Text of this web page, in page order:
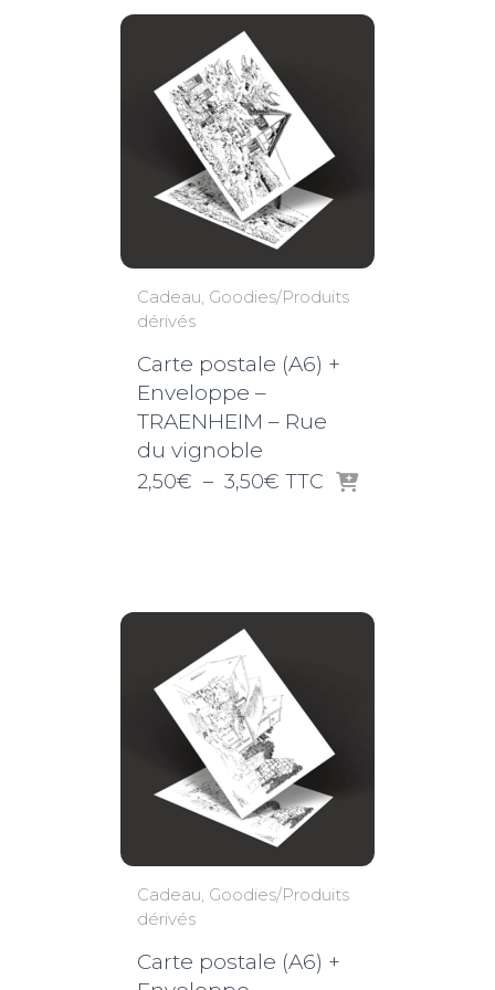
Cadeau Goodies/Produits
dérivés
Carte postale (A6) +
Enveloppe –
TRAENHEIM – Rue
du vignoble
2,50€ – 3,50€ Plage
TTC
Cadeau Goodies/Produits
dérivés
Carte postale (A6) +